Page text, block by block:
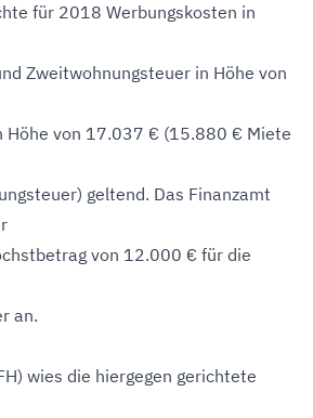
für 2018 Werbungskosten in
Zweitwohnungsteuer in Höhe von
Höhe von 17.037 € (15.880 € Miete
geltend. Das Finanzamt
von 12.000 € für die
an.
wies die hiergegen gerichtete